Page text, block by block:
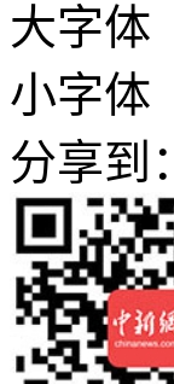
大字体
小字体
分享到：